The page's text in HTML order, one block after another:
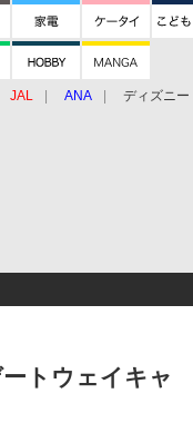
JAL ANA ディズニー
トウェイキャ